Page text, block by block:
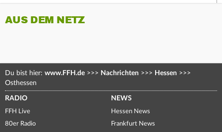
AUS DEM NETZ
Du bist hier: www.FFH.de >>> Nachrichten >>> Hessen >>>
Osthessen
RADIO
FFH Live
80er Radio
NEWS
Hessen News
Frankfurt News